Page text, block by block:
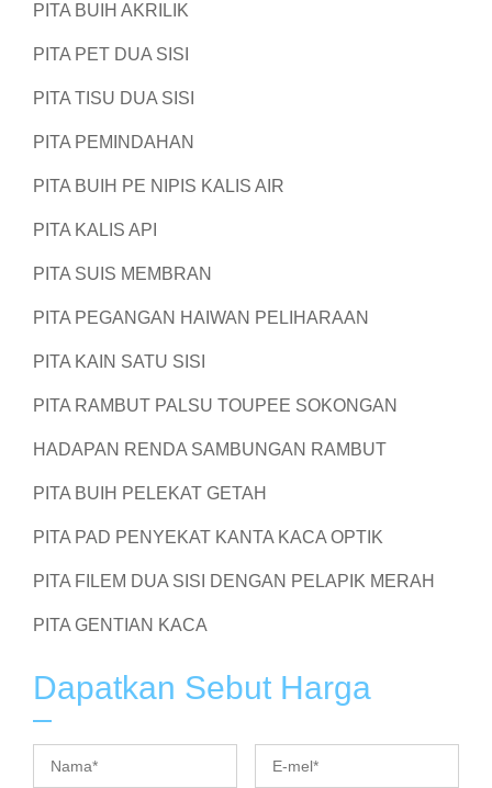
PITA BUIH AKRILIK
PITA PET DUA SISI
PITA TISU DUA SISI
PITA PEMINDAHAN
PITA BUIH PE NIPIS KALIS AIR
PITA KALIS API
PITA SUIS MEMBRAN
PITA PEGANGAN HAIWAN PELIHARAAN
PITA KAIN SATU SISI
PITA RAMBUT PALSU TOUPEE SOKONGAN
HADAPAN RENDA SAMBUNGAN RAMBUT
PITA BUIH PELEKAT GETAH
PITA PAD PENYEKAT KANTA KACA OPTIK
PITA FILEM DUA SISI DENGAN PELAPIK MERAH
PITA GENTIAN KACA
Dapatkan Sebut Harga